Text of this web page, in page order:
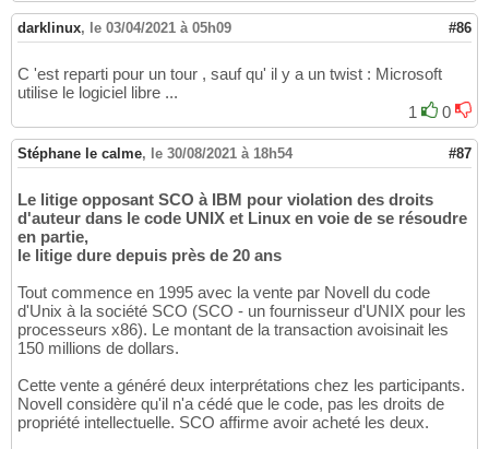
darklinux, le 03/04/2021 à 05h09 #86
C 'est reparti pour un tour , sauf qu' il y a un twist : Microsoft
utilise le logiciel libre ...
1
0
Stéphane le calme, le 30/08/2021 à 18h54 #87
Le litige opposant SCO à IBM pour violation des droits
d'auteur dans le code UNIX et Linux en voie de se résoudre
en partie,
le litige dure depuis près de 20 ans
Tout commence en 1995 avec la vente par Novell du code
d'Unix à la société SCO (SCO - un fournisseur d'UNIX pour les
processeurs x86). Le montant de la transaction avoisinait les
150 millions de dollars.
Cette vente a généré deux interprétations chez les participants.
Novell considère qu'il n'a cédé que le code, pas les droits de
propriété intellectuelle. SCO affirme avoir acheté les deux.